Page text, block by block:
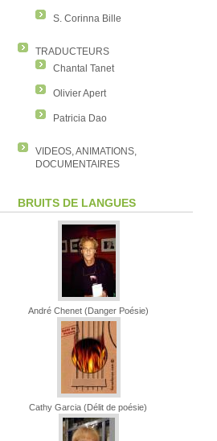
S. Corinna Bille
TRADUCTEURS
Chantal Tanet
Olivier Apert
Patricia Dao
VIDEOS, ANIMATIONS,
DOCUMENTAIRES
BRUITS DE LANGUES
André Chenet (Danger Poésie)
Cathy Garcia (Délit de poésie)